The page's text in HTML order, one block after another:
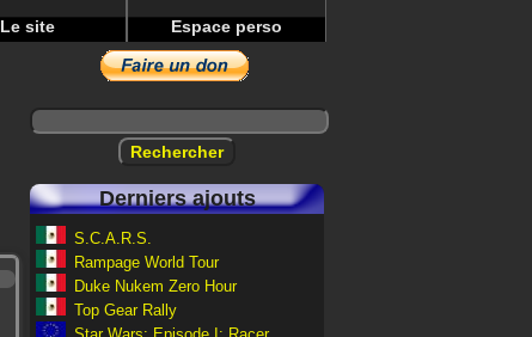
Le site Espace perso
Derniers ajouts
S.C.A.R.S.
Rampage World Tour
Duke Nukem Zero Hour
Top Gear Rally